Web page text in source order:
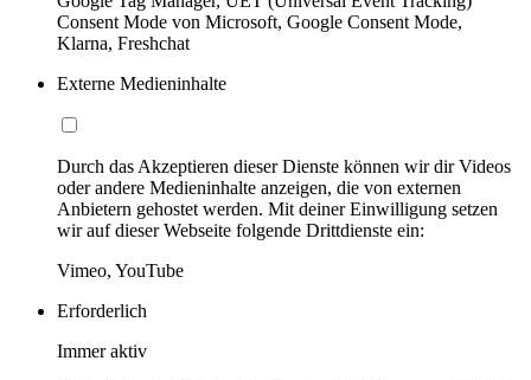
Consent Mode von Microsoft, Google Consent Mode,
Klarna, Freshchat
Externe Medieninhalte
Durch das Akzeptieren dieser Dienste können wir dir Videos
oder andere Medieninhalte anzeigen, die von externen
Anbietern gehostet werden. Mit deiner Einwilligung setzen
wir auf dieser Webseite folgende Drittdienste ein:
Vimeo, YouTube
Erforderlich
Immer aktiv